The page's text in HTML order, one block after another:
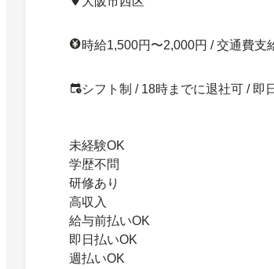
時給1,500円〜2,000円 / 交通費支
シフト制 / 18時までに退社可 / 即
未経験OK
学歴不問
研修あり
高収入
給与前払いOK
即日払いOK
週払いOK